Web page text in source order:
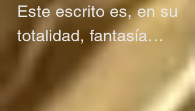
Este escrito es, en su
totalidad, fantasía
O tal vez no es
fantasía